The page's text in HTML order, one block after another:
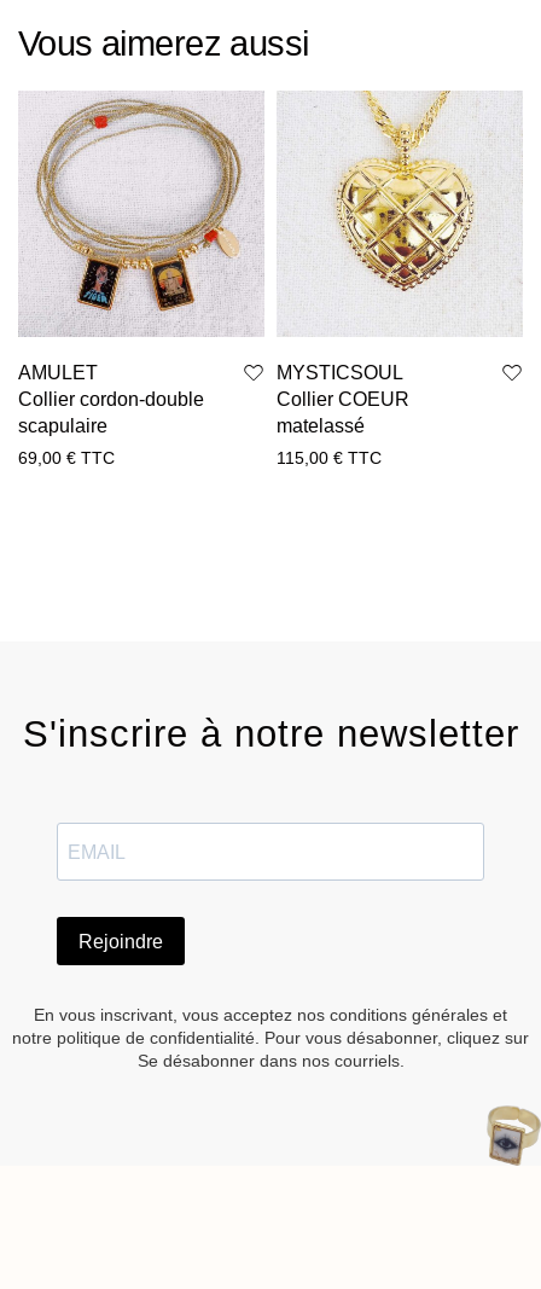
Vous aimerez aussi
AMULET
Collier cordon-double
scapulaire
69,00 € TTC
MYSTICSOUL
Collier COEUR
matelassé
115,00 € TTC
S'inscrire à notre newsletter
Rejoindre
En vous inscrivant, vous acceptez nos conditions générales et
notre politique de confidentialité. Pour vous désabonner, cliquez sur
Se désabonner dans nos courriels.